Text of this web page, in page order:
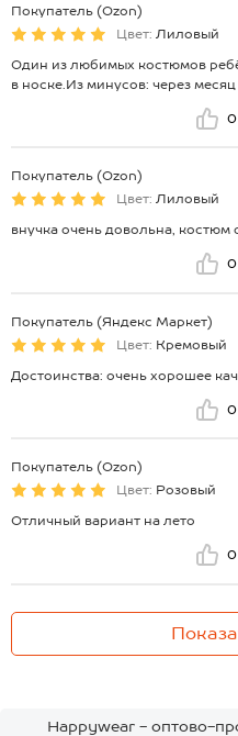
Покупатель (Ozon)
Цвет: Лиловый
Один из любимых костюмов
в носке.Из минусов: через месяц
0
Покупатель (Ozon)
Цвет: Лиловый
внучка очень довольна,
0
Покупатель (Яндекс Маркет)
Цвет: Кремовый
Достоинства: очень хорошее
0
Покупатель (Ozon)
Цвет: Розовый
Отличный вариант на лето
0
Happywear - оптово-